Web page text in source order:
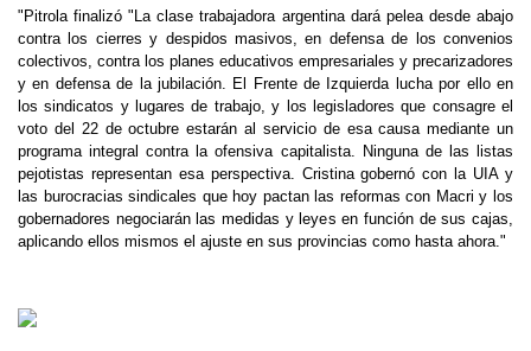
"Pitrola finalizó "La clase trabajadora argentina dará pelea desde abajo
contra los cierres y despidos masivos, en defensa de los convenios
colectivos, contra los planes educativos empresariales y precarizadores
y en defensa de la jubilación. El Frente de Izquierda lucha por ello en
los sindicatos y lugares de trabajo, y los legisladores que consagre el
voto del 22 de octubre estarán al servicio de esa causa mediante un
programa integral contra la ofensiva capitalista. Ninguna de las listas
pejotistas representan esa perspectiva. Cristina gobernó con la UIA y
las burocracias sindicales que hoy pactan las reformas con Macri y los
gobernadores negociarán las medidas y leyes en función de sus cajas,
aplicando ellos mismos el ajuste en sus provincias como hasta ahora."